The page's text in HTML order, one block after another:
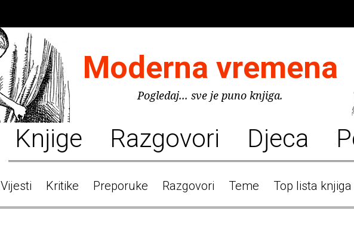
Moderna vremena
Pogledaj... sve je puno knjiga.
Knjige Razgovori Djeca
Vijesti Kritike Preporuke Razgovori Teme Top lista knjiga